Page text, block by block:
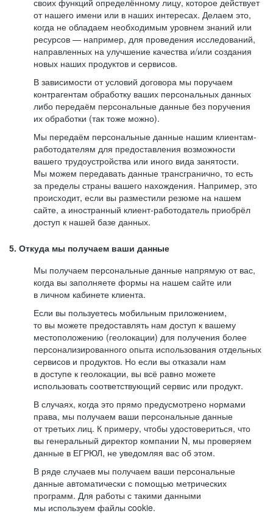
своих функций определённому лицу, которое действует
от нашего имени или в наших интересах. Делаем это,
когда не обладаем необходимым уровнем знаний или
ресурсов — например, для проведения исследований,
направленных на улучшение качества и/или создания
новых наших продуктов и сервисов.
В зависимости от условий договора мы поручаем
контрагентам обработку ваших персональных данных
либо передаём персональные данные без поручения
их обработки (так тоже можно).
Мы передаём персональные данные нашим клиентам-
работодателям для предоставления возможности
вашего трудоустройства или иного вида занятости.
Мы можем передавать данные трансгранично, то есть
за пределы страны вашего нахождения. Например, это
происходит, если вы разместили резюме на нашем
сайте, а иностранный клиент-работодатель приобрёл
доступ к нашей базе данных.
5. Откуда мы получаем ваши данные
Мы получаем персональные данные напрямую от вас,
когда вы заполняете формы на нашем сайте или
в личном кабинете клиента.
Если вы пользуетесь мобильным приложением,
то вы можете предоставлять нам доступ к вашему
местоположению (геолокации) для получения более
персонализированного опыта использования отдельных
сервисов и продуктов. Но если вы отказали нам
в доступе к геолокации, вы всё равно можете
использовать соответствующий сервис или продукт.
В случаях, когда это прямо предусмотрено нормами
права, мы получаем ваши персональные данные
от третьих лиц. К примеру, чтобы удостовериться, что
вы генеральный директор компании N, мы проверяем
данные в ЕГРЮЛ, не уведомляя вас об этом.
В ряде случаев мы получаем ваши персональные
данные автоматически с помощью метрических
программ. Для работы с такими данными
мы используем файлы cookie.